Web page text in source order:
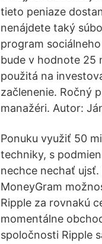
tieto peniaze
nenájdete taký
program
bude v hodnote 25
použitá na
začlenenie. Ročný
manažéri. Autor:
Ponuku využiť 50
techniky, s
nechce nechať
MoneyGram
Ripple za rovnakú
momentálne
spoločnosti Ripple